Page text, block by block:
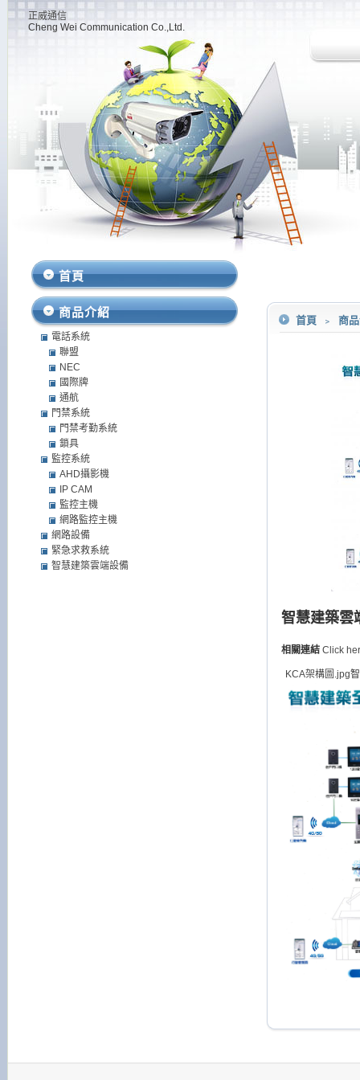
正威通信
Cheng Wei Communication Co.,Ltd.
首頁 ﹥ 商
智慧建築雲
相關連結 Click
KCA架構圖.jpg
首頁
商品介紹
電話系統
聯盟
NEC
國際牌
通航
門禁系統
門禁考勤系統
鎖具
監控系統
AHD攝影機
IP CAM
監控主機
網路監控主機
網路設備
緊急求救系統
智慧建築雲端設備